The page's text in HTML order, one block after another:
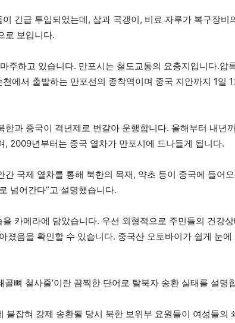
긴급 투입되었는데, 삽과 곡갱이, 비료 자루가 복구장비
로 보입니다.
주하고 있습니다. 만포시는 철도교통의 요충지입니다.압
에서 출발하는 만포선의 종착역이며 중국 지안까지 1일
한과 중국이 격년제로 번갈아 운행합니다. 올해부터 내년
, 2009년부터는 중국 열차가 만포시에 드나들게 됩니다.
간 국제 열차를 통해 북한의 목재, 약초 등이 중국에 들어
넘어간다”고 설명했습니다.
카메라에 담았습니다. 우선 외형적으로 주민들의 건강
졌음을 확인할 수 있습니다. 중국산 오토바이가 쉽게 눈에
골뼈 철사줄’이란 끔찍한 단어로 탈북자 송환 실태를 설명
붙잡혀 강제 송환될 당시 북한 보위부 요원들이 여성들의